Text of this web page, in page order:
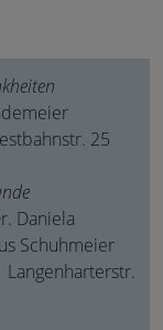
25
Daniela
Schuhmeier
Langenharterstr.